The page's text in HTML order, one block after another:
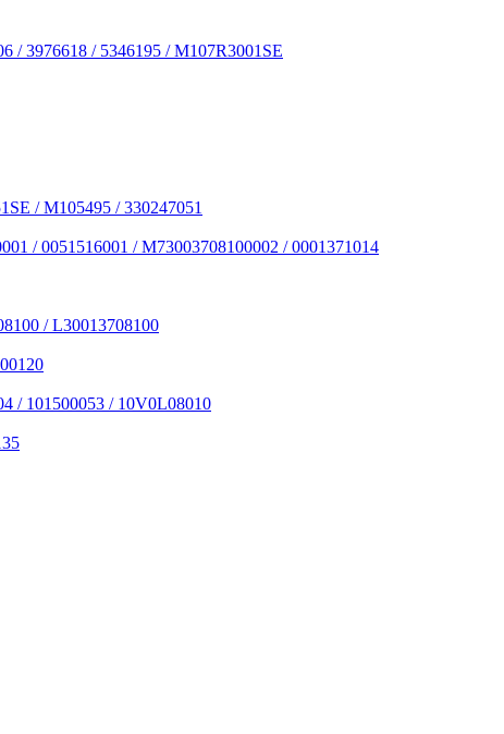
/ 3976618 / 5346195 / M107R3001SE
/ M105495 / 330247051
/ 0051516001 / M73003708100002 / 0001371014
/ L30013708100
/ 101500053 / 10V0L08010